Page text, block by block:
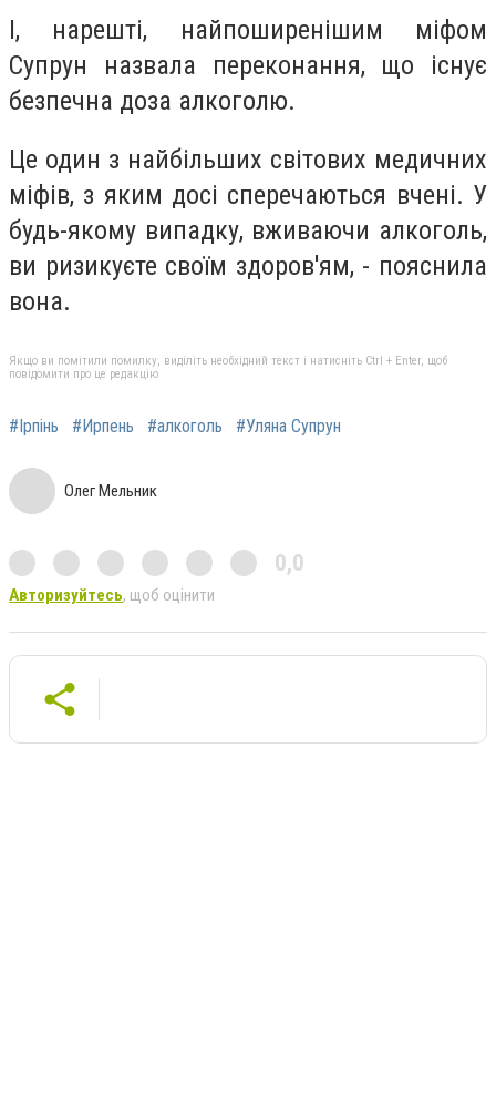
І, нарешті, найпоширенішим міфом
Супрун назвала переконання, що існує
безпечна доза алкоголю.
Це один з найбільших світових медичних
міфів, з яким досі сперечаються вчені. У
будь-якому випадку, вживаючи алкоголь,
ви ризикуєте своїм здоров'ям, - пояснила
вона.
Якщо ви помітили помилку, виділіть необхідний текст і натисніть Ctrl + Enter, щоб
повідомити про це редакцію
#Ірпінь #Ирпень #алкоголь #Уляна Супрун
Олег Мельник
0,0
Авторизуйтесь, щоб оцінити